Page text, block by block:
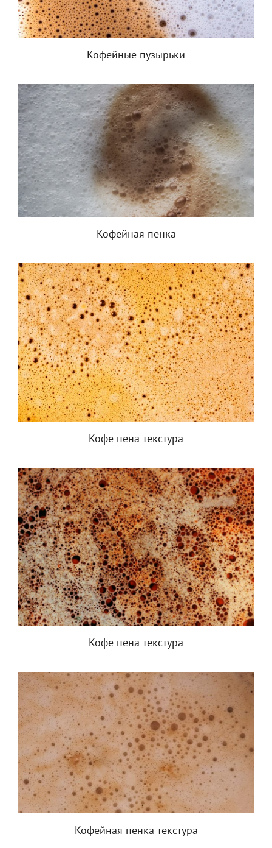
Кофейные пузырьки
Кофейная пенка
Кофе пена текстура
Кофе пена текстура
Кофейная пенка текстура